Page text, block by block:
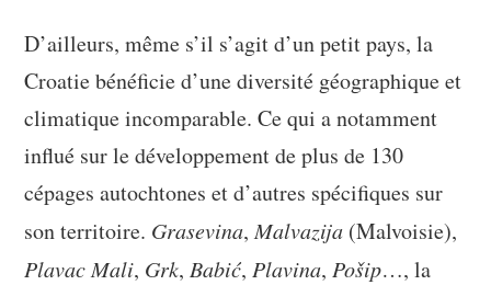
D’ailleurs, même s’il s’agit d’un petit pays, la
Croatie bénéficie d’une diversité géographique et
climatique incomparable. Ce qui a notamment
influé sur le développement de plus de 130
cépages autochtones et d’autres spécifiques sur
son territoire. Grasevina,Malvazija (Malvoisie),
Plavac Mali, Grk,Babić,Plavina,Pošip…, la